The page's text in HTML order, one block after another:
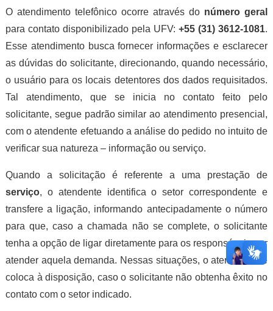
O atendimento telefônico ocorre através do número geral
para contato disponibilizado pela UFV:+55 (31) 3612-1081.
Esse atendimento busca fornecer informações e esclarecer
as dúvidas do solicitante, direcionando, quando necessário,
o usuário para os locais detentores dos dados requisitados.
Tal atendimento, que se inicia no contato feito pelo
solicitante, segue padrão similar ao atendimento presencial,
com o atendente efetuando a análise do pedido no intuito de
verificar sua natureza – informação ou serviço.
Quando a solicitação é referente a uma prestação de
serviço, o atendente identifica o setor correspondente e
transfere a ligação, informando antecipadamente o número
para que, caso a chamada não se complete, o solicitante
tenha a opção de ligar diretamente para os responsáveis por
atender aquela demanda. Nessas situações, o atendente se
coloca à disposição, caso o solicitante não obtenha êxito no
contato com o setor indicado.